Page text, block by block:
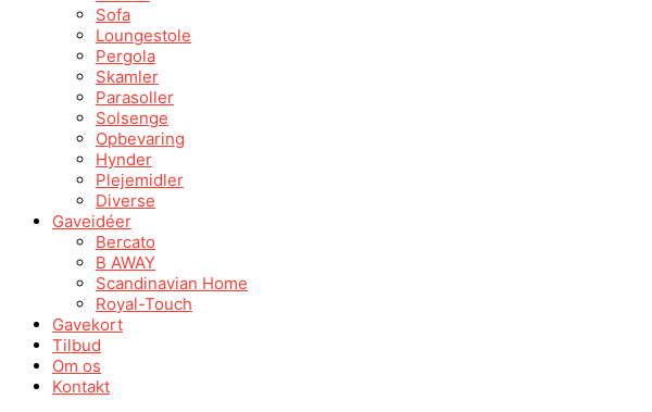
Sofa
Loungestole
Pergola
Skamler
Parasoller
Solsenge
Opbevaring
Hynder
Plejemidler
Diverse
Gaveidéer
Bercato
B AWAY
Scandinavian Home
Royal-Touch
Gavekort
Tilbud
Om os
Kontakt